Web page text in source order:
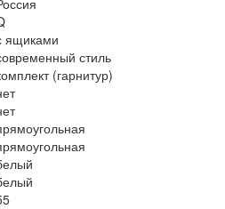
ящиками
стиль
(гарнитур)